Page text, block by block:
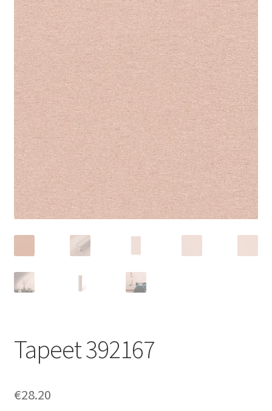
Tapeet 392167
€28.20